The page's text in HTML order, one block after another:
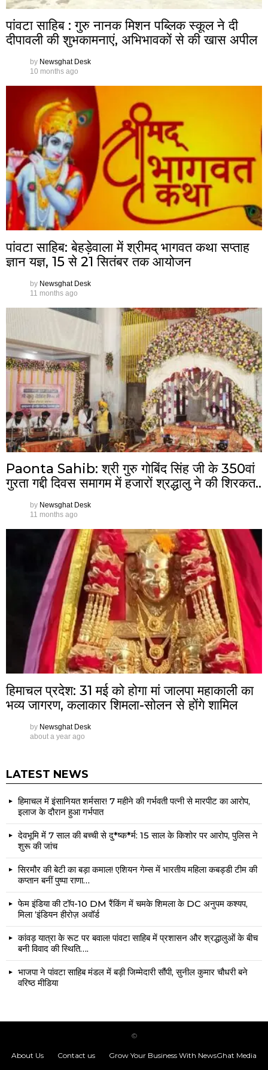
पांवटा साहिब : गुरु नानक मिशन पब्लिक स्कूल ने दी
दीपावली की शुभकामनाएं, अभिभावकों से की खास अपील
by Newsghat Desk
10 months ago
पांवटा साहिब: बेहड़ेवाला में श्रीमद् भागवत कथा सप्ताह
ज्ञान यज्ञ, 15 से 21 सितंबर तक आयोजन
by Newsghat Desk
11 months ago
Paonta Sahib: श्री गुरु गोबिंद सिंह जी के 350वां
गुरता गद्दी दिवस समागम में हजारों श्रद्धालु ने की शिरकत..
by Newsghat Desk
11 months ago
हिमाचल प्रदेश: 31 मई को होगा मां जालपा महाकाली का
भव्य जागरण, कलाकार शिमला-सोलन से होंगे शामिल
by Newsghat Desk
about a year ago
LATEST NEWS
हिमाचल में इंसानियत शर्मसार! 7 महीने की गर्भवती पत्नी से मारपीट का आरोप,
इलाज के दौरान हुआ गर्भपात
देवभूमि में 7 साल की बच्ची से दु*ष्क*र्म: 15 साल के किशोर पर आरोप, पुलिस ने
शुरू की जांच
सिरमौर की बेटी का बड़ा कमाल! एशियन गेम्स में भारतीय महिला कबड्डी टीम की
कप्तान बनीं पुष्पा राणा…
फेम इंडिया की टॉप-10 DM रैंकिंग में चमके शिमला के DC अनुपम कश्यप,
मिला ‘इंडियन हीरोज़ अवॉर्ड
कांवड़ यात्रा के रूट पर बवाल! पांवटा साहिब में प्रशासन और श्रद्धालुओं के बीच
बनी विवाद की स्थिति….
भाजपा ने पांवटा साहिब मंडल में बड़ी जिम्मेदारी सौंपी, सुनील कुमार चौधरी बने
वरिष्ठ मीडिया
©
About Us Contact us Grow Your Business With NewsGhat Media